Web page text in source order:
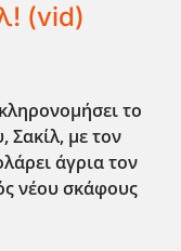
(vid)
το
Σακίλ, με τον
άγρια τον
νέου σκάφους